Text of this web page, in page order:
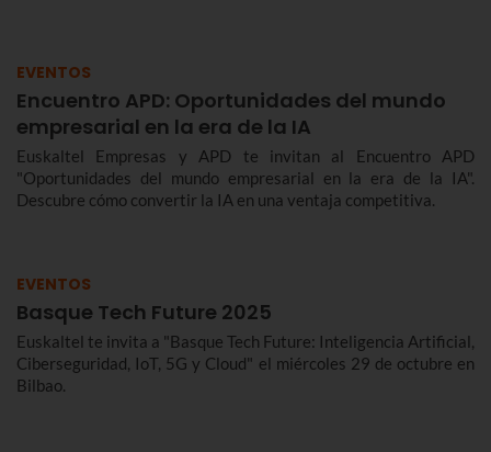
EVENTOS
Encuentro APD: Oportunidades del mundo
empresarial en la era de la IA
Euskaltel Empresas y APD te invitan al Encuentro APD
"Oportunidades del mundo empresarial en la era de la IA".
Descubre cómo convertir la IA en una ventaja competitiva.
EVENTOS
Basque Tech Future 2025
Euskaltel te invita a "Basque Tech Future: Inteligencia Artificial,
Ciberseguridad, IoT, 5G y Cloud" el miércoles 29 de octubre en
Bilbao.